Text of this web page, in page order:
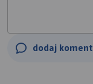
dodaj